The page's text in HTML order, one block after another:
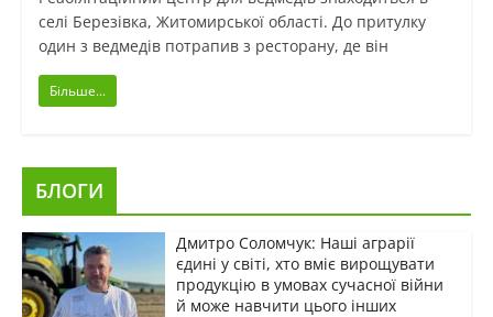
селі Березівка, Житомирської області. До притулку
один з ведмедів потрапив з ресторану, де він
Більше...
БЛОГИ
Дмитро Соломчук: Наші аграрії
єдині у світі, хто вміє вирощувати
продукцію в умовах сучасної війни
й може навчити цього інших